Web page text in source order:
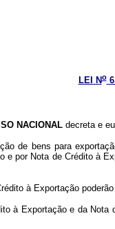
LEI No
NACIONAL decreta e
de bens para
e por Nota de Crédito
à Exportação
à Exportação e da